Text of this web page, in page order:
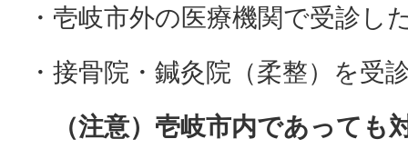
・壱岐市外の医療機関で受診し
・接骨院・鍼灸院（柔整）を受
（注意）壱岐市内であっても